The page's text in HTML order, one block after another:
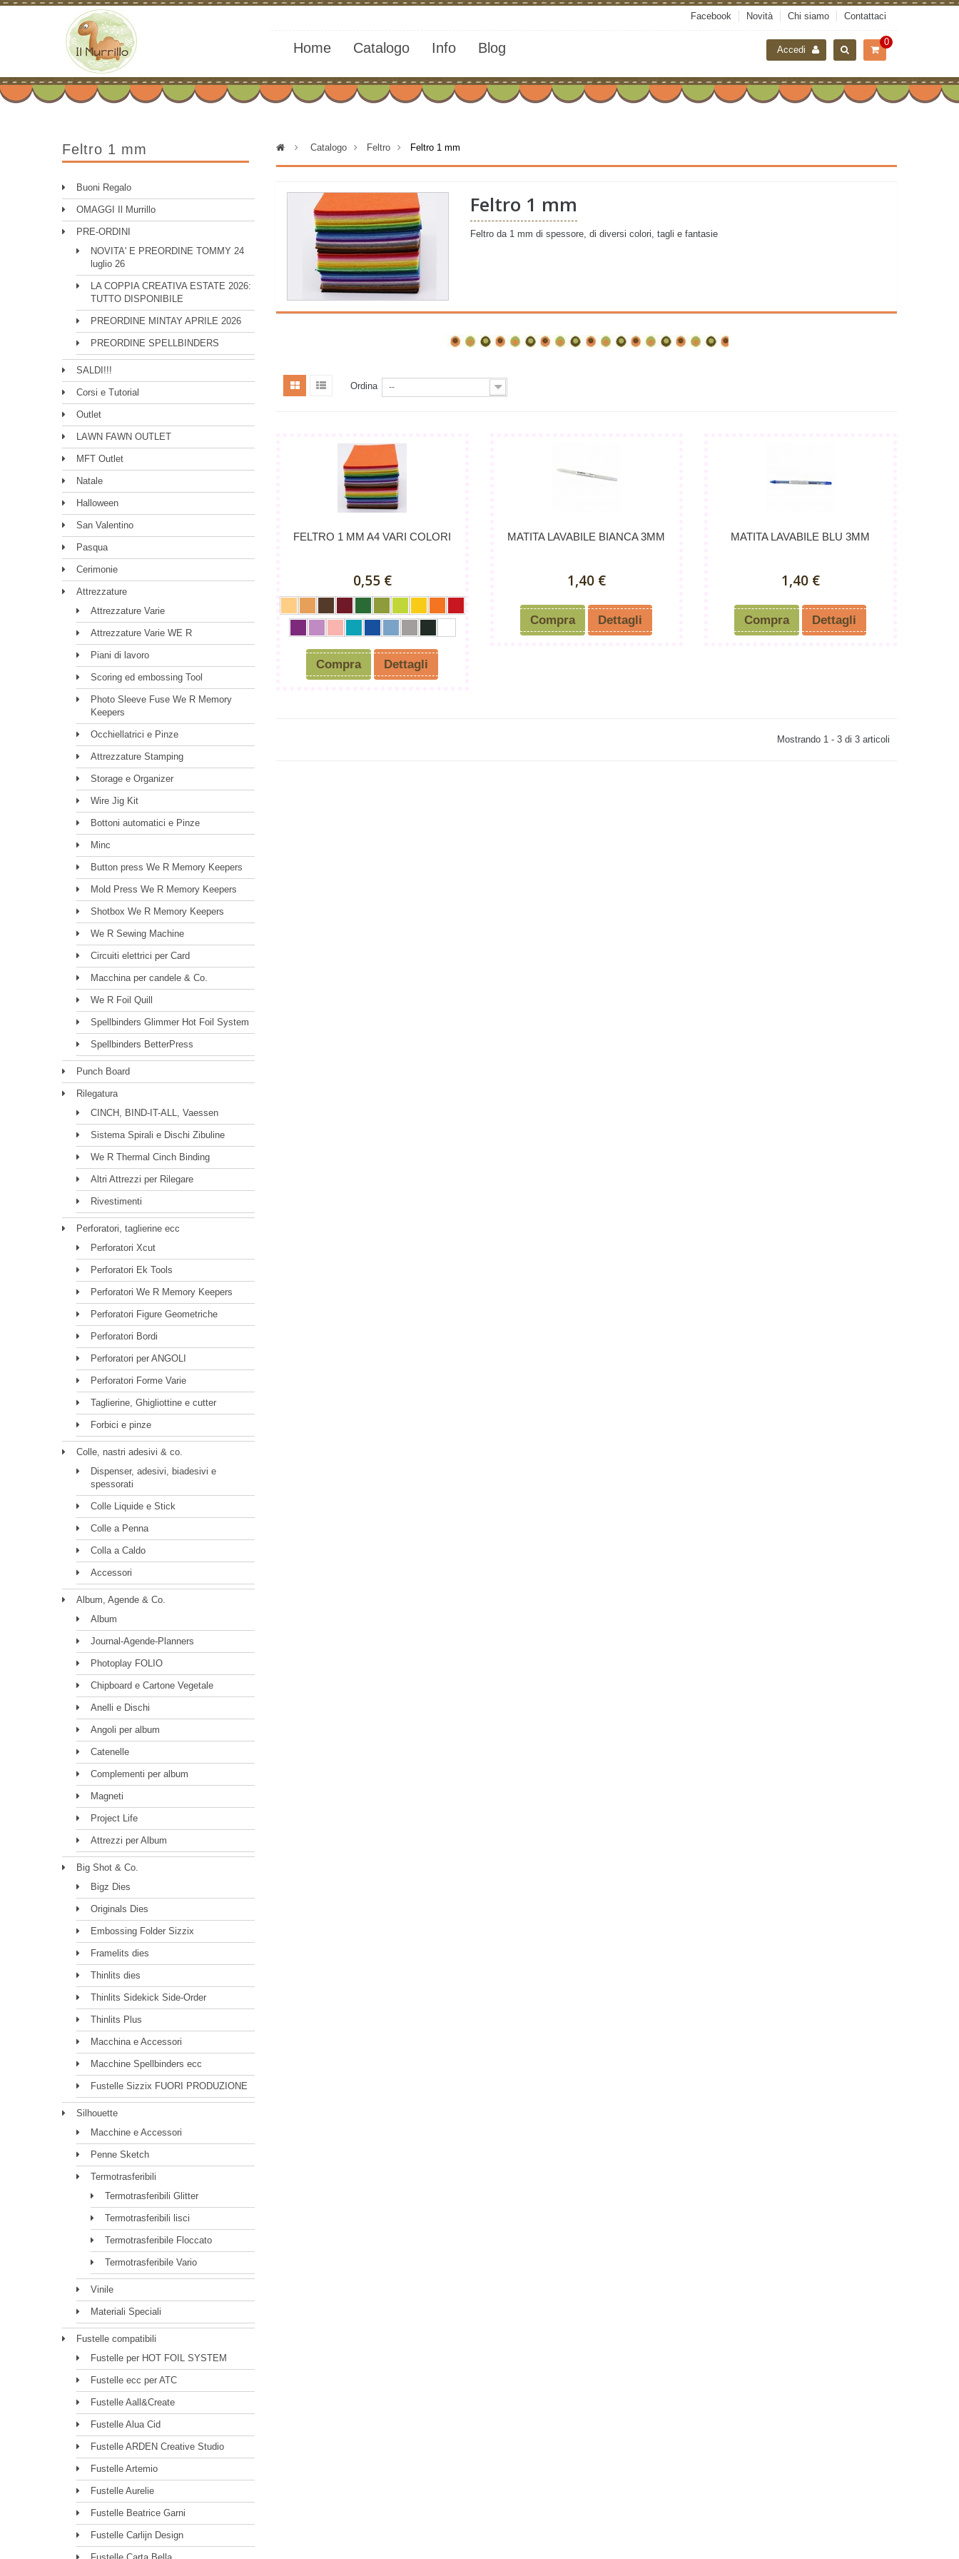
Facebook Novità Chi siamo Contattaci
0
Home Catalogo Info Blog Accedi
Feltro 1 mm
Buoni Regalo
OMAGGI Il Murrillo
PRE-ORDINI
NOVITA' E PREORDINE TOMMY 24
luglio 26
LA COPPIA CREATIVA ESTATE 2026:
TUTTO DISPONIBILE
PREORDINE MINTAY APRILE 2026
PREORDINE SPELLBINDERS
SALDI!!!
Corsi e Tutorial
Outlet
LAWN FAWN OUTLET
MFT Outlet
Natale
Halloween
San Valentino
Pasqua
Cerimonie
Attrezzature
Attrezzature Varie
Attrezzature Varie WE R
Piani di lavoro
Scoring ed embossing Tool
Photo Sleeve Fuse We R Memory
Keepers
Occhiellatrici e Pinze
Attrezzature Stamping
Storage e Organizer
Wire Jig Kit
Bottoni automatici e Pinze
Minc
Button press We R Memory Keepers
Mold Press We R Memory Keepers
Shotbox We R Memory Keepers
We R Sewing Machine
Circuiti elettrici per Card
Macchina per candele & Co.
We R Foil Quill
Spellbinders Glimmer Hot Foil System
Spellbinders BetterPress
Punch Board
Rilegatura
CINCH, BIND-IT-ALL, Vaessen
Sistema Spirali e Dischi Zibuline
We R Thermal Cinch Binding
Altri Attrezzi per Rilegare
Rivestimenti
Perforatori, taglierine ecc
Perforatori Xcut
Perforatori Ek Tools
Perforatori We R Memory Keepers
Perforatori Figure Geometriche
Perforatori Bordi
Perforatori per ANGOLI
Perforatori Forme Varie
Taglierine, Ghigliottine e cutter
Forbici e pinze
Colle, nastri adesivi & co.
Dispenser, adesivi, biadesivi e
spessorati
Colle Liquide e Stick
Colle a Penna
Colla a Caldo
Accessori
Album, Agende & Co.
Album
Journal-Agende-Planners
Photoplay FOLIO
Chipboard e Cartone Vegetale
Anelli e Dischi
Angoli per album
Catenelle
Complementi per album
Magneti
Project Life
Attrezzi per Album
Big Shot & Co.
Bigz Dies
Originals Dies
Embossing Folder Sizzix
Framelits dies
Thinlits dies
Thinlits Sidekick Side-Order
Thinlits Plus
Macchina e Accessori
Macchine Spellbinders ecc
Fustelle Sizzix FUORI PRODUZIONE
Silhouette
Macchine e Accessori
Penne Sketch
Termotrasferibili
Termotrasferibili Glitter
Termotrasferibili lisci
Termotrasferibile Floccato
Termotrasferibile Vario
Vinile
Materiali Speciali
Fustelle compatibili
Fustelle per HOT FOIL SYSTEM
Fustelle ecc per ATC
Fustelle Aall&Create
Fustelle Alua Cid
Fustelle ARDEN Creative Studio
Fustelle Artemio
Fustelle Aurelie
Fustelle Beatrice Garni
Fustelle Carlijn Design
> Catalogo > Feltro > Feltro 1 mm
Feltro 1 mm
Feltro da 1 mm di spessore, di diversi colori, tagli e fantasie
Ordina --
FELTRO 1 MM A4 VARI COLORI
0,55 €
Compra Dettagli
MATITA LAVABILE BIANCA 3MM
1,40 €
Compra Dettagli
MATITA LAVABILE BLU 3MM
1,40 €
Compra Dettagli
Mostrando 1 - 3 di 3 articoli